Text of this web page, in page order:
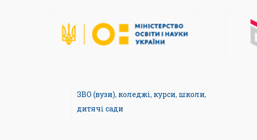
ЗВО (вузи), коледжі, курси, школи,
дитячі сади